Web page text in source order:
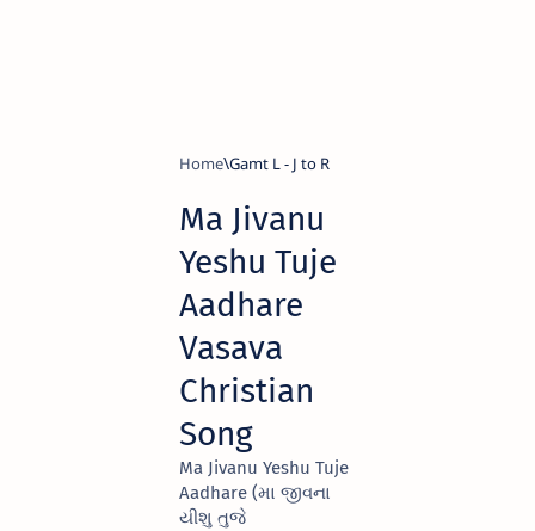
Home Gamt L - J to R
Ma Jivanu
Yeshu Tuje
Aadhare
Vasava
Christian
Song
Ma Jivanu Yeshu Tuje
Aadhare (મા જીવના
યીશુ તુજે